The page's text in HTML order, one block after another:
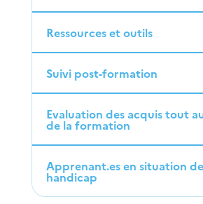
Ressources et outils
Suivi post-formation
Evaluation des acquis tout
de la formation
Apprenant.es en situation de
handicap